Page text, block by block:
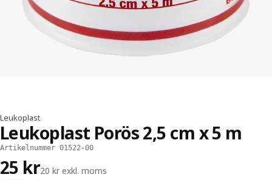
Leukoplast
Leukoplast Porös 2,5 cm x 5 m
Artikelnummer 01522-00
25 kr20 kr exkl. moms